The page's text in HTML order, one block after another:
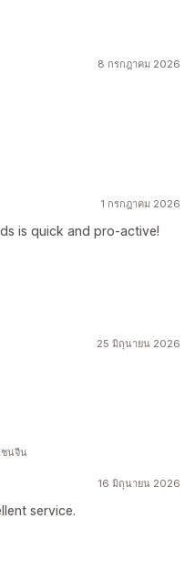
8 กรกฎาคม 2026
1 กรกฎาคม 2026
is quick and pro-active!
25 มิถุนายน 2026
16 มิถุนายน 2026
service.
ชนจีน